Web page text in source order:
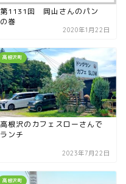
第1131回 岡山さんのパン
の巻
2020年1月22日
高根沢町
高根沢のカフェスローさんで
ランチ
2023年7月22日
高根沢町